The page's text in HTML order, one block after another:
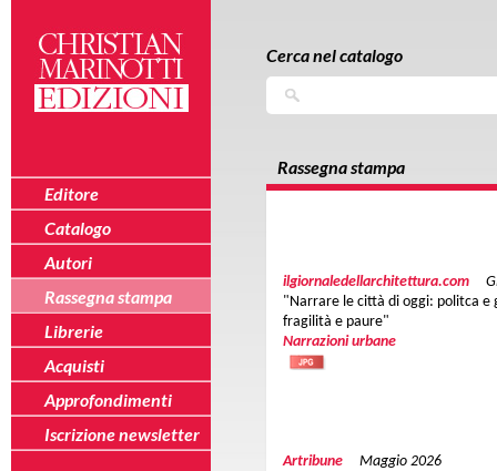
Cerca nel catalogo
Cerca
Rassegna stampa
ilgiornaledellarchitettura.com
"Narrare le città di oggi: politca e
fragilità e paure"
Narrazioni urbane
Artribune
Maggio 2026
Editore
Catalogo
Autori
Rassegna stampa
Librerie
Acquisti
Approfondimenti
Iscrizione newsletter